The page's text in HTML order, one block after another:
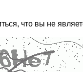
что вы не